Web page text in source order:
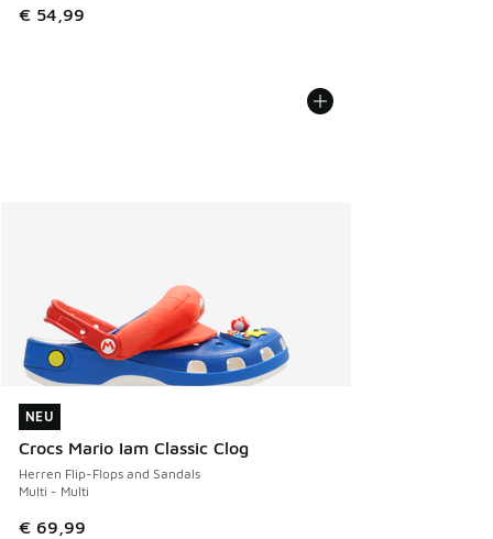
€ 54,99
NEU
Crocs Mario Iam Classic Clog
Herren Flip-Flops and Sandals
Multi - Multi
€ 69,99
NEU